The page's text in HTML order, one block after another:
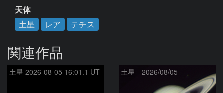
天体
土星
レア テチス
関連作品
土星 2026-08-05 16:01.1 UT 土星 2026/08/05